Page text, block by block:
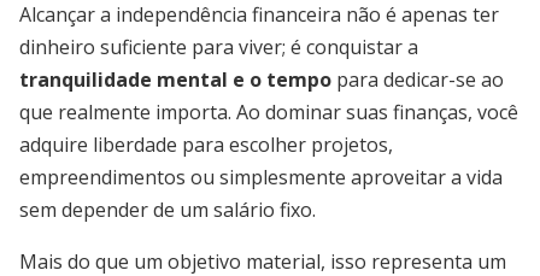
Alcançar a independência financeira não é apenas ter
dinheiro suficiente para viver; é conquistar a
tranquilidade mental e o tempo para dedicar-se ao
que realmente importa. Ao dominar suas finanças, você
adquire liberdade para escolher projetos,
empreendimentos ou simplesmente aproveitar a vida
sem depender de um salário fixo.
Mais do que um objetivo material, isso representa um